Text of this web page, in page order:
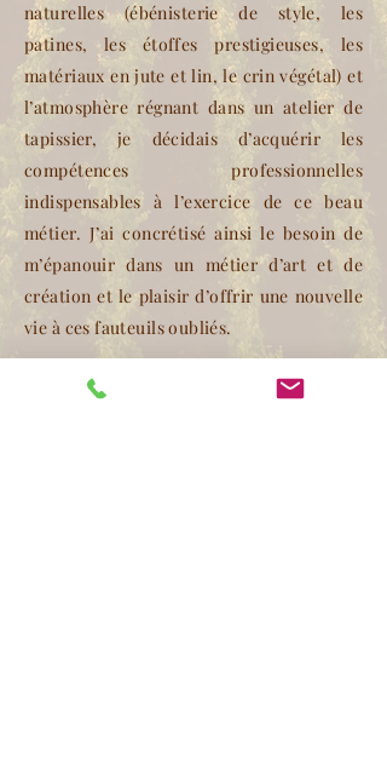
naturelles (ébénisterie de style, les
patines, les étoffes prestigieuses, les
matériaux en jute et lin, le crin végétal) et
l’atmosphère régnant dans un atelier de
tapissier, je décidais d’acquérir les
compétences professionnelles
indispensables à l’exercice de ce beau
métier. J’ai concrétisé ainsi le besoin de
m’épanouir dans un métier d’art et de
création et le plaisir d’offrir une nouvelle
vie à ces fauteuils oubliés.